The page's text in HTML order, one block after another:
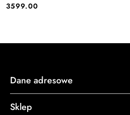
Cena:
3599.00
Dane adresowe
Sklep